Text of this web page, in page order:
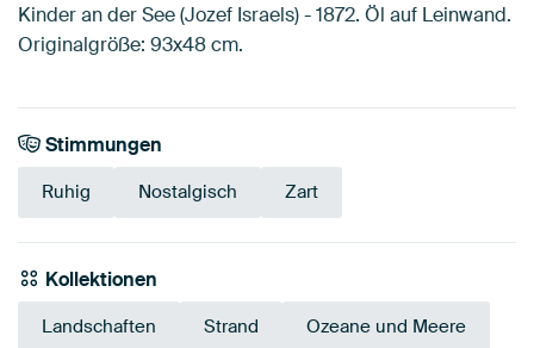
Kinder an der See (Jozef Israels) - 1872. Öl auf Leinwand.
Originalgröße: 93x48 cm.
Stimmungen
Ruhig Nostalgisch Zart
Kollektionen
Landschaften Strand Ozeane und Meere